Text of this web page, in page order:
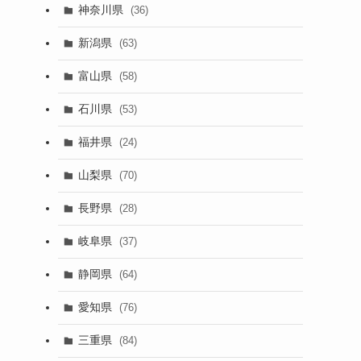
神奈川県 (36)
新潟県 (63)
富山県 (58)
石川県 (53)
福井県 (24)
山梨県 (70)
長野県 (28)
岐阜県 (37)
静岡県 (64)
愛知県 (76)
三重県 (84)